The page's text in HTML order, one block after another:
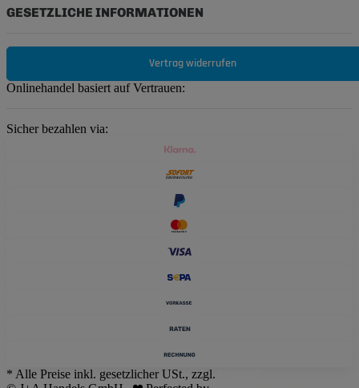
GESETZLICHE INFORMATIONEN
Vertrag widerrufen
Onlinehandel basiert auf Vertrauen:
Sicher bezahlen via:
* Alle Preise inkl. gesetzlicher USt., zzgl.